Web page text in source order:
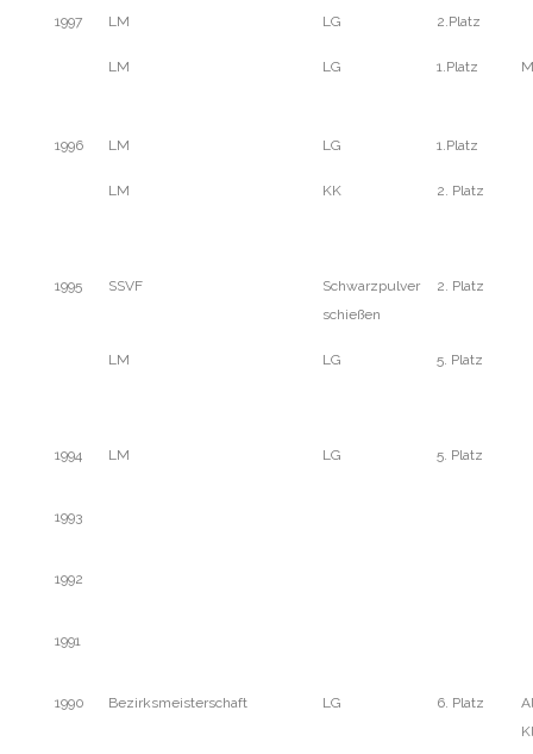
1997 LM LG 2.Platz
LM LG 1.Platz
1996 LM LG 1.Platz
LM KK 2. Platz
1995 SSVF
Schwarzpulver
schießen
2. Platz
LM LG 5. Platz
1994 LM LG 5. Platz
1993
1992
1991
1990 Bezirksmeisterschaft LG 6. Platz